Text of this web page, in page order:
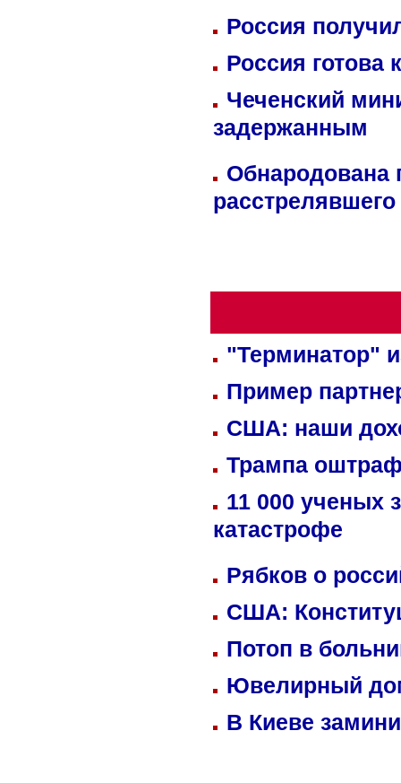
Россия
Россия готова
Чеченский
задержанным
Обнародована
"Терминатор"
Пример
США: наши
Трампа
11 000 ученых
катастрофе
Рябков о
США:
Потоп в
Ювелирный
В Киеве